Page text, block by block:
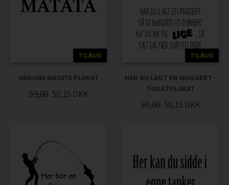
TILBUD
HAKUNA MATATA PLAKAT
59,00 50,15 DKK
TILBUD
HAR DU LAGT EN MUGGERT -
TOILETPLAKAT
59,00 50,15 DKK